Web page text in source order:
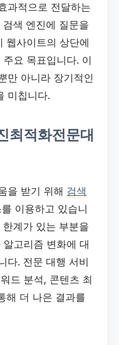
과적으로 전달하는
색 엔진에 질문을
웹사이트의 상단에
요 목표입니다. 이
만 아니라 장기적인
미칩니다.
최적화전문대
을 받기 위해 검색
이용하고 있습니
계가 있는 부분을
고리즘 변화에 대
다. 전문 대행 서비
드 분석, 콘텐츠 최
해 더 나은 결과를